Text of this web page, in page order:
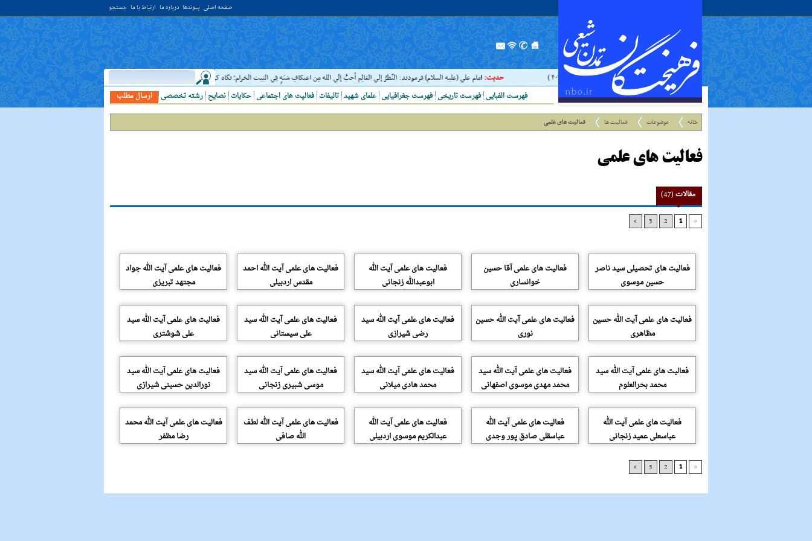
صفحه اصلی پیوندها درباره ما ارتباط با ما جستجو
: إذا رَأيتَ عالِما فَکُن لَهُ خادِما ؛ هرگاه دانشمندى ديدى، به او خدمت کن. ( غررالحکم ح ۴۰۴۴ ) حدیث:امام علي (عليه السلام) فرمودند: النَّظرُ إلي العَالِم أحبُّ إلَي الله مِن اعتکافِ سَنَهٍ فِي البَيت الحَرام؛ نگاه کردن به عالم و دانشمند نزد خداوند، از يک سال اعتکاف در کعبه
ارسال مطلب
رشته تخصصی نصایح حکایات فعالیت های اجتماعی تالیفات علمای شهید فهرست جغرافیایی فهرست تاریخی فهرست الفبایی
خانه موضوعات فعالیت ها فعالیت های علمی
فعالیت های علمی
مقالات(47)
«
1
2
3
»
فعالیت های تحصیلی سید ناصر
حسین موسوی
فعالیت های علمی آقا حسین
خوانساری
فعالیت های علمی آیت الله
ابوعبدالله زنجانی
فعالیت های علمی آیت الله احمد
مقدس اردبیلی
فعالیت های علمی آیت الله جواد
مجتهد تبریزی
فعالیت های علمی آیت الله حسین
مظاهری
فعالیت های علمی آیت الله حسین
نوری
فعالیت های علمی آیت الله سید
رضی شیرازی
فعالیت های علمی آیت الله سید
علی سیستانی
فعالیت های علمی آیت الله سید
علی شوشتری
فعالیت های علمی آیت الله سید
محمد بحرالعلوم
فعالیت های علمی آیت الله سید
محمد مهدی موسوی اصفهانی
فعالیت های علمی آیت الله سید
محمد هادی میلانی
فعالیت های علمی آیت الله سید
موسی شبیری زنجانی
فعالیت های علمی آیت الله سید
نورالدین حسینی شیرازی
فعالیت های علمی آیت الله
عباسعلی عمید زنجانی
فعالیت های علمی آیت الله
عباسقلی صادق پور وجدی
فعالیت های علمی آیت الله
عبدالکریم موسوی اردبیلی
فعالیت های علمی آیت الله لطف
الله صافی
فعالیت های علمی آیت الله محمد
رضا مظفر
«
1
2
3
»